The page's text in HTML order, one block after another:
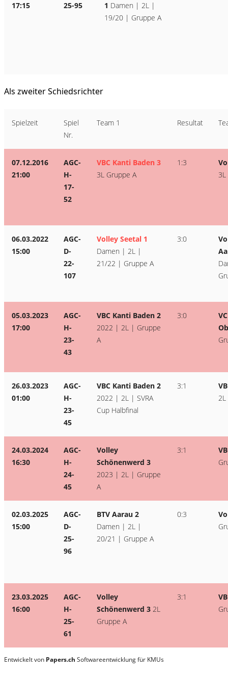
17:15
25-95
1 Damen | 2L |
19/20 | Gruppe A
Als zweiter Schiedsrichter
Spielzeit
Spiel
Nr.
Team 1 Resultat
07.12.2016
21:00
AGC-
H-
17-
52
VBC Kanti Baden 3
3L Gruppe A
1:3
3L
06.03.2022
15:00
AGC-
D-
22-
107
Volley Seetal 1
Damen | 2L |
21/22 | Gruppe A
3:0
05.03.2023
17:00
AGC-
H-
23-
43
VBC Kanti Baden 2
2022 | 2L | Gruppe
A
3:0
26.03.2023
01:00
AGC-
H-
23-
45
VBC Kanti Baden 2
2022 | 2L | SVRA
Cup Halbfinal
3:1
24.03.2024
16:30
AGC-
H-
24-
45
Volley
Schönenwerd 3
2023 | 2L | Gruppe
A
3:1
02.03.2025
15:00
AGC-
D-
25-
96
BTV Aarau 2
Damen | 2L |
20/21 | Gruppe A
0:3
23.03.2025
16:00
AGC-
H-
25-
61
Volley
Schönenwerd 3 2L
Gruppe A
3:1
Entwickelt von Papers.ch Softwareentwicklung für KMUs